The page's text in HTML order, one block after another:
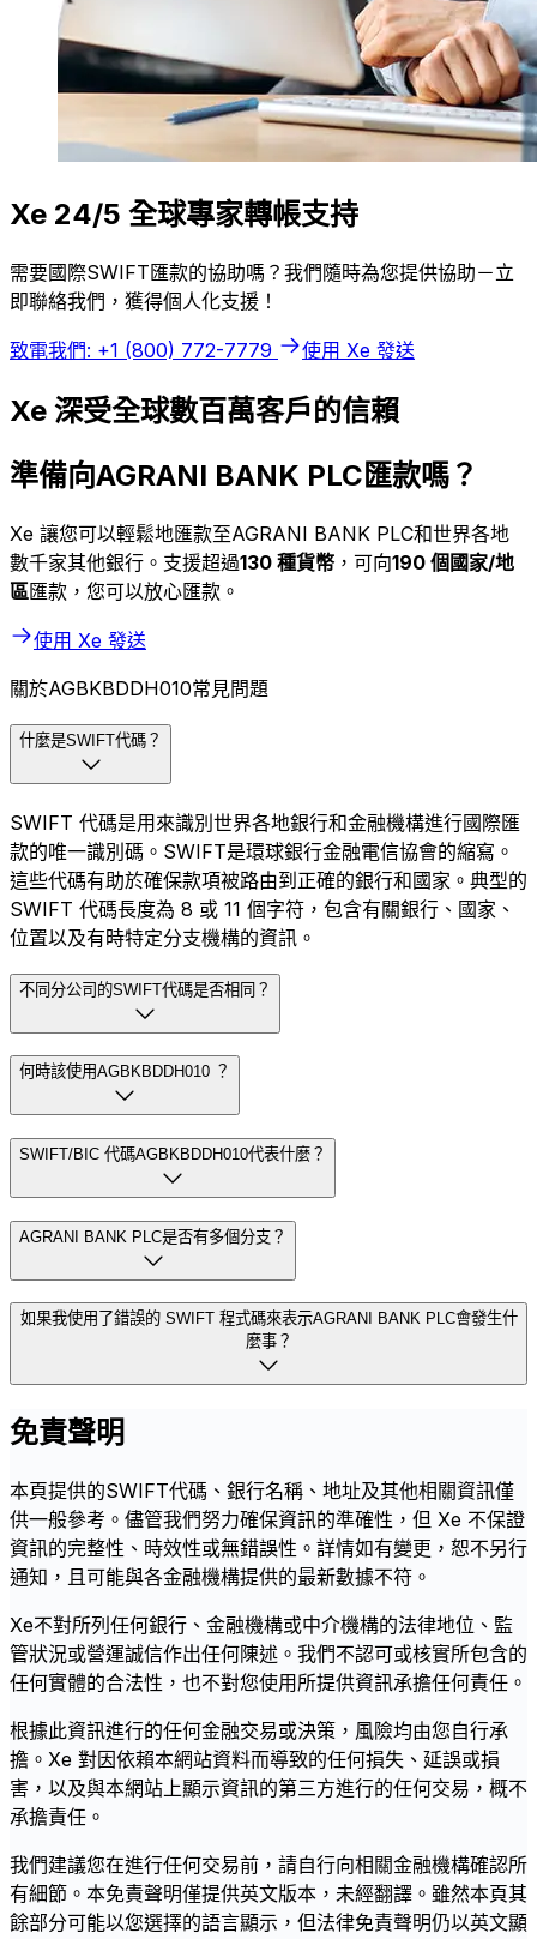
Xe 24/5 全球專家轉帳支持
需要國際SWIFT匯款的協助嗎？我們隨時為您提供協助－立
即聯絡我們，獲得個人化支援！
致電我們: +1 (800) 772-7779 使用 Xe 發送
Xe 深受全球數百萬客戶的信賴
準備向AGRANI BANK PLC匯款嗎？
Xe 讓您可以輕鬆地匯款至AGRANI BANK PLC和世界各地
數千家其他銀行。支援超過130 種貨幣 ，可向190 個國家/地
區匯款，您可以放心匯款。
使用 Xe 發送
關於AGBKBDDH010常見問題
什麼是SWIFT代碼？
SWIFT 代碼是用來識別世界各地銀行和金融機構進行國際匯
款的唯一識別碼。SWIFT是環球銀行金融電信協會的縮寫。
這些代碼有助於確保款項被路由到正確的銀行和國家。典型的
SWIFT 代碼長度為 8 或 11 個字符，包含有關銀行、國家、
位置以及有時特定分支機構的資訊。
不同分公司的SWIFT代碼是否相同？
何時該使用AGBKBDDH010 ？
SWIFT/BIC 代碼AGBKBDDH010代表什麼？
AGRANI BANK PLC是否有多個分支？
如果我使用了錯誤的 SWIFT 程式碼來表示AGRANI BANK PLC會發生什
麼事？
免責聲明
本頁提供的SWIFT代碼、銀行名稱、地址及其他相關資訊僅
供一般參考。儘管我們努力確保資訊的準確性，但 Xe 不保證
資訊的完整性、時效性或無錯誤性。詳情如有變更，恕不另行
通知，且可能與各金融機構提供的最新數據不符。
Xe不對所列任何銀行、金融機構或中介機構的法律地位、監
管狀況或營運誠信作出任何陳述。我們不認可或核實所包含的
任何實體的合法性，也不對您使用所提供資訊承擔任何責任。
根據此資訊進行的任何金融交易或決策，風險均由您自行承
擔。Xe 對因依賴本網站資料而導致的任何損失、延誤或損
害，以及與本網站上顯示資訊的第三方進行的任何交易，概不
承擔責任。
我們建議您在進行任何交易前，請自行向相關金融機構確認所
有細節。本免責聲明僅提供英文版本，未經翻譯。雖然本頁其
餘部分可能以您選擇的語言顯示，但法律免責聲明仍以英文顯